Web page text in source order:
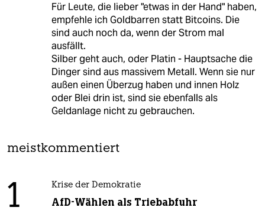
Für Leute, die lieber "etwas in der Hand" haben,
empfehle ich Goldbarren statt Bitcoins. Die
sind auch noch da, wenn der Strom mal
ausfällt.
Silber geht auch, oder Platin - Hauptsache die
Dinger sind aus massivem Metall. Wenn sie nur
außen einen Überzug haben und innen Holz
oder Blei drin ist, sind sie ebenfalls als
Geldanlage nicht zu gebrauchen.
meistkommentiert
1 Krise der Demokratie
AfD-Wählen als Triebabfuhr